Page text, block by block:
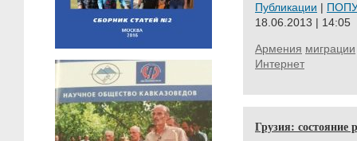
Публикации |
18.06.2013 | 14:05
Армения миграции
Интернет
Грузия: